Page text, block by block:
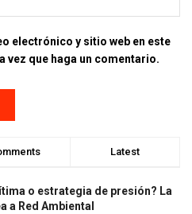
electrónico y sitio web en este
vez que haga un comentario.
Latest
o estrategia de presión? La
a Red Ambiental